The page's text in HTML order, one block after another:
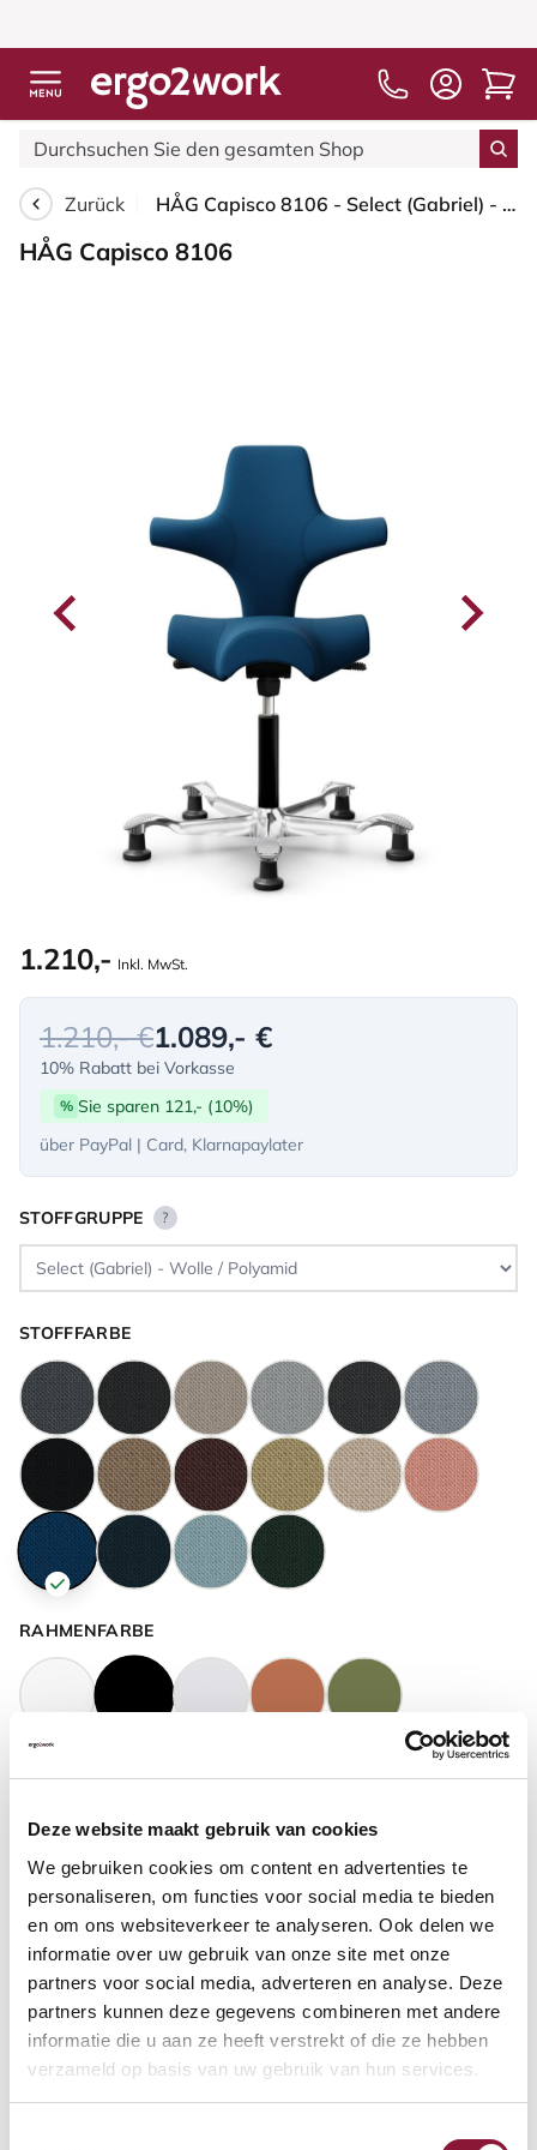
Deze website maakt gebruik van cookies
We gebruiken cookies om content en advertenties te
personaliseren, om functies voor social media te bieden
en om ons websiteverkeer te analyseren. Ook delen we
informatie over uw gebruik van onze site met onze
partners voor social media, adverteren en analyse. Deze
partners kunnen deze gegevens combineren met andere
informatie die u aan ze heeft verstrekt of die ze hebben
verzameld op basis van uw gebruik van hun services.
Zurück HÅG Capisco 8106 - Select (Gabriel) - Wolle / Polyamid - SC66071 - Navy blue - Schwarz - 200 mm (Sitzhöhe 46-64cm) - Bodengleiter
HÅG Capisco 8106
1.210,- Inkl. MwSt.
1.210,- €1.089,- €
10% Rabatt bei Vorkasse
% Sie sparen 121,- (10%)
über PayPal | Card, Klarnapaylater
STOFFGRUPPE ?
STOFFFARBE
RAHMENFARBE
GASFEDERHÖHE
BODENKONTAKT
FUSSRING ?